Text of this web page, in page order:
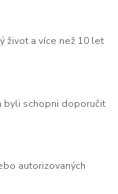
život a více než 10 let
byli schopni doporučit
autorizovaných